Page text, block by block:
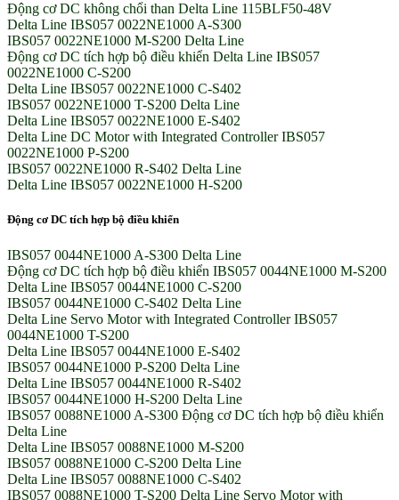
Động cơ DC không chổi than Delta Line 115BLF50-48V
Delta Line IBS057 0022NE1000 A-S300
IBS057 0022NE1000 M-S200 Delta Line
Động cơ DC tích hợp bộ điều khiển Delta Line IBS057
0022NE1000 C-S200
Delta Line IBS057 0022NE1000 C-S402
IBS057 0022NE1000 T-S200 Delta Line
Delta Line IBS057 0022NE1000 E-S402
Delta Line DC Motor with Integrated Controller IBS057
0022NE1000 P-S200
IBS057 0022NE1000 R-S402 Delta Line
Delta Line IBS057 0022NE1000 H-S200
Động cơ DC tích hợp bộ điều khiển
IBS057 0044NE1000 A-S300 Delta Line
Động cơ DC tích hợp bộ điều khiển IBS057 0044NE1000 M-S200
Delta Line IBS057 0044NE1000 C-S200
IBS057 0044NE1000 C-S402 Delta Line
Delta Line Servo Motor with Integrated Controller IBS057
0044NE1000 T-S200
Delta Line IBS057 0044NE1000 E-S402
IBS057 0044NE1000 P-S200 Delta Line
Delta Line IBS057 0044NE1000 R-S402
IBS057 0044NE1000 H-S200 Delta Line
IBS057 0088NE1000 A-S300 Động cơ DC tích hợp bộ điều khiển
Delta Line
Delta Line IBS057 0088NE1000 M-S200
IBS057 0088NE1000 C-S200 Delta Line
Delta Line IBS057 0088NE1000 C-S402
IBS057 0088NE1000 T-S200 Delta Line Servo Motor with